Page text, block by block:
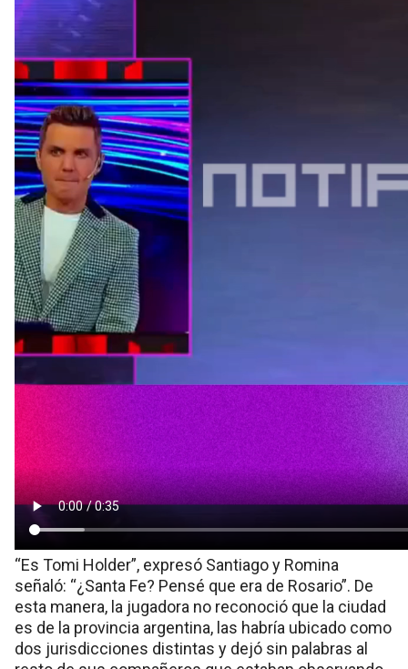
“Es Tomi Holder”, expresó Santiago y Romina
señaló: “¿Santa Fe? Pensé que era de Rosario”. De
esta manera, la jugadora no reconoció que la ciudad
es de la provincia argentina, las habría ubicado como
dos jurisdicciones distintas y dejó sin palabras al